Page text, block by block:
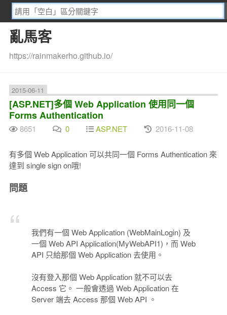
亂馬客
https://rainmakerho.github.io/
2015-06-11
[ASP.NET]多個 Web Application 使用同一個
Forms Authentication
8651 0 ASP.NET 2016-11-08
有多個 Web Application 可以共同一個 Forms Authentication 來
達到 single sign on哦!
問題
我們有一個 Web Application (WebMainLogin) 及
一個 Web API Application(MyWebAPI1)，而 Web
API 只給那個 Web Application 去使用。
沒有登入那個 Web Application 就不可以去
Access 它。 一般會透過 Web Application 在
Server 端去 Access 那個 Web API 。